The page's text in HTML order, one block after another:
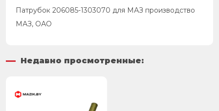
Патрубок 206085-1303070 для МАЗ производство
МАЗ, ОАО
Недавно просмотренные: